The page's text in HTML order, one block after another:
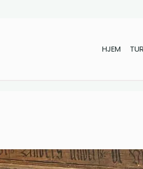
HJEM